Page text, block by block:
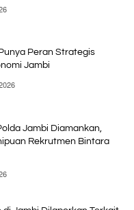
Peran Strategis
Jambi
Jambi Diamankan,
Rekrutmen Bintara